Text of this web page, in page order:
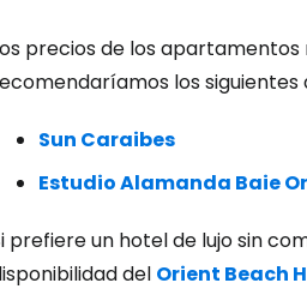
precios de los
los siguientes
Sun Caraibes
Estudio Alamanda Baie
prefiere un hotel de lujo sin
del Orient Beach